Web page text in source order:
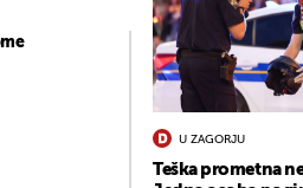
U ZAGORJU
Teška prometna